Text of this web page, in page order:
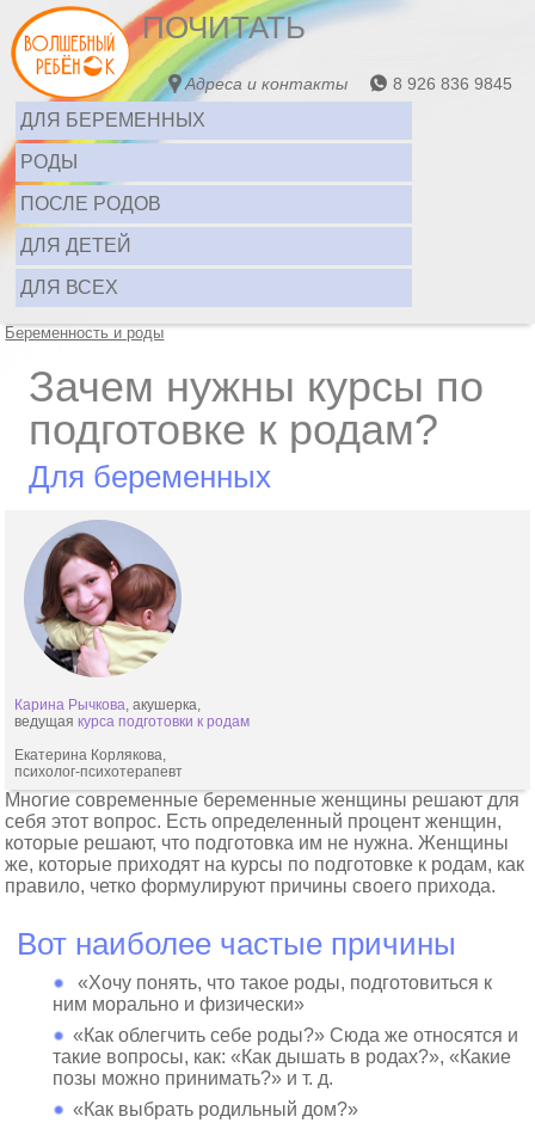
ПОЧИТАТЬ
Адреса и контакты 8 926 836 9845
ДЛЯ БЕРЕМЕННЫХ
РОДЫ
ПОСЛЕ РОДОВ
ДЛЯ ДЕТЕЙ
ДЛЯ ВСЕХ
Беременность и роды
Зачем нужны курсы по
подготовке к родам?
Для беременных
Карина Рычкова, акушерка,
ведущаякурса подготовки к родам
Екатерина Корлякова,
психолог-психотерапевт
Многие современные беременные женщины решают для
себя этот вопрос. Есть определенный процент женщин,
которые решают, что подготовка им не нужна. Женщины
же, которые приходят на курсы по подготовке к родам, как
правило, четко формулируют причины своего прихода.
Вот наиболее частые причины
«Хочу понять, что такое роды, подготовиться к
ним морально и физически»
«Как облегчить себе роды?» Сюда же относятся и
такие вопросы, как: «Как дышать в родах?», «Какие
позы можно принимать?» и т. д.
«Как выбрать родильный дом?»